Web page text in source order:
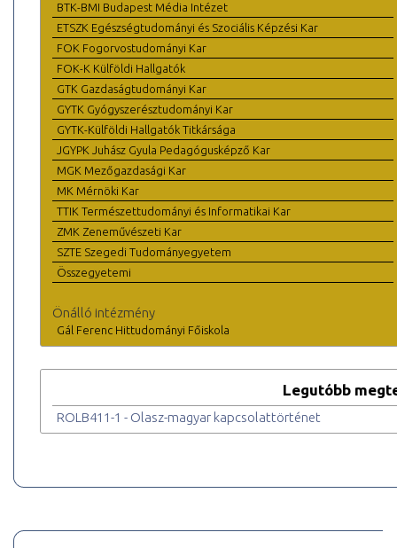
BTK-BMI Budapest Média Intézet
ETSZK Egészségtudományi és Szociális Képzési Kar
FOK Fogorvostudományi Kar
FOK-K Külföldi Hallgatók
GTK Gazdaságtudományi Kar
GYTK Gyógyszerésztudományi Kar
GYTK-Külföldi Hallgatók Titkársága
JGYPK Juhász Gyula Pedagógusképző Kar
MGK Mezőgazdasági Kar
MK Mérnöki Kar
TTIK Természettudományi és Informatikai Kar
ZMK Zeneművészeti Kar
SZTE Szegedi Tudományegyetem
Összegyetemi
Önálló intézmény
Gál Ferenc Hittudományi Főiskola
Legutóbb
ROLB411-1 - Olasz-magyar kapcsolattörténet